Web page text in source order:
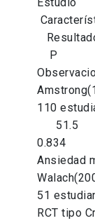
P
110
0.834
Ansiedad
51
RCT tipo